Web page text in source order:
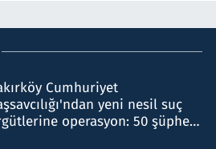
Cumhuriyet
yeni nesil suç
operasyon: 50 şüpheli